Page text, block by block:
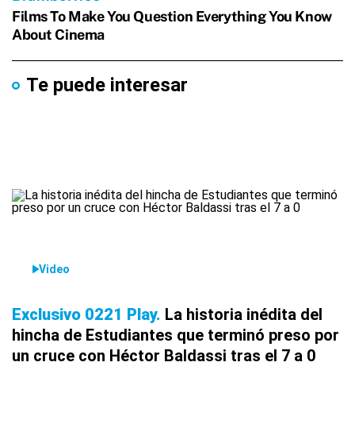
Te puede interesar
Video
Exclusivo 0221 Play La historia inédita del
hincha de Estudiantes que terminó preso por
un cruce con Héctor Baldassi tras el 7 a 0